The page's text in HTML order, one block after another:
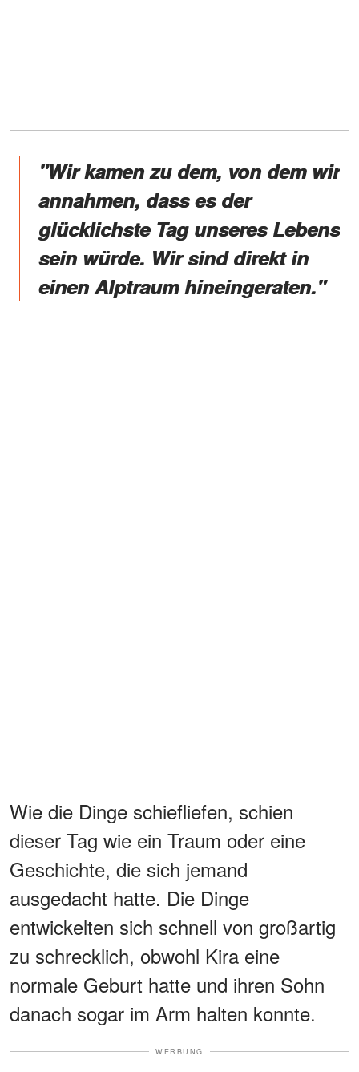
"Wir kamen zu dem, von dem wir
annahmen, dass es der
glücklichste Tag unseres Lebens
sein würde. Wir sind direkt in
einen Alptraum hineingeraten."
Wie die Dinge schiefliefen, schien
dieser Tag wie ein Traum oder eine
Geschichte, die sich jemand
ausgedacht hatte. Die Dinge
entwickelten sich schnell von großartig
zu schrecklich, obwohl Kira eine
normale Geburt hatte und ihren Sohn
danach sogar im Arm halten konnte.
WERBUNG